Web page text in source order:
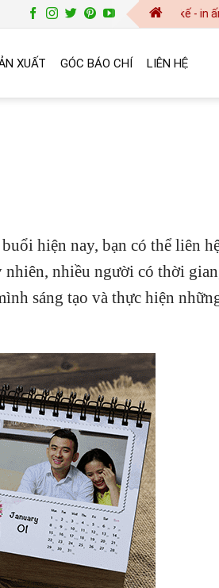
| Thiết kế - in ấn chuyên
XUẤT GÓC BÁO CHÍ LIÊN HỆ
hiện nay, bạn có thể liên
nhiều người có thời
sáng tạo và thực hiện